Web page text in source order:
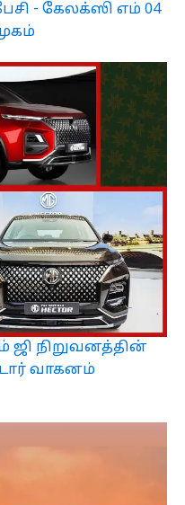
- கேலக்ஸி எம் 04
ஜி நிறுவனத்தின்
வாகனம்